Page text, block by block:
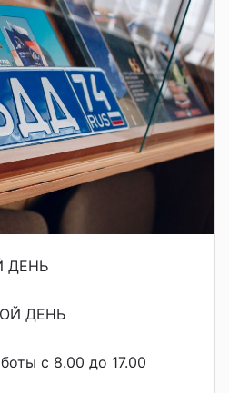
ДЕНЬ
ДЕНЬ
с 8.00 до 17.00